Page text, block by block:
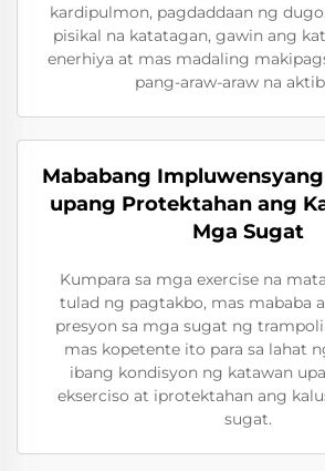
kardipulmon, pagdaddaan ng
pisikal na katatagan, gawin ang
enerhiya at mas madaling
pang-araw-araw na
Mababang
upang Protektahan ang
Mga Sugat
Kumpara sa mga exercise na
tulad ng pagtakbo, mas mababa
presyon sa mga sugat ng
mas kopetente ito para sa lahat
ibang kondisyon ng katawan
ekserciso at iprotektahan ang
sugat.